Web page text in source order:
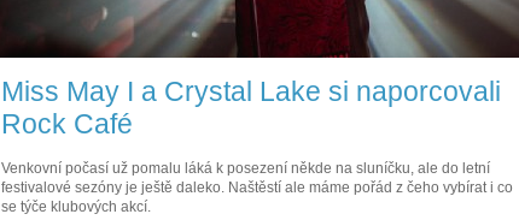
Miss May I a Crystal Lake si naporcovali
Rock Café
Venkovní počasí už pomalu láká k posezení někde na sluníčku, ale do letní
festivalové sezóny je ještě daleko. Naštěstí ale máme pořád z čeho vybírat i co
se týče klubových akcí.